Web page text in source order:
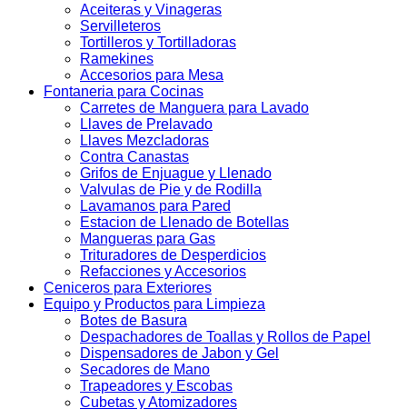
Aceiteras y Vinageras
Servilleteros
Tortilleros y Tortilladoras
Ramekines
Accesorios para Mesa
Fontaneria para Cocinas
Carretes de Manguera para Lavado
Llaves de Prelavado
Llaves Mezcladoras
Contra Canastas
Grifos de Enjuague y Llenado
Valvulas de Pie y de Rodilla
Lavamanos para Pared
Estacion de Llenado de Botellas
Mangueras para Gas
Trituradores de Desperdicios
Refacciones y Accesorios
Ceniceros para Exteriores
Equipo y Productos para Limpieza
Botes de Basura
Despachadores de Toallas y Rollos de Papel
Dispensadores de Jabon y Gel
Secadores de Mano
Trapeadores y Escobas
Cubetas y Atomizadores